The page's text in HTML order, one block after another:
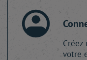
Créez
votre